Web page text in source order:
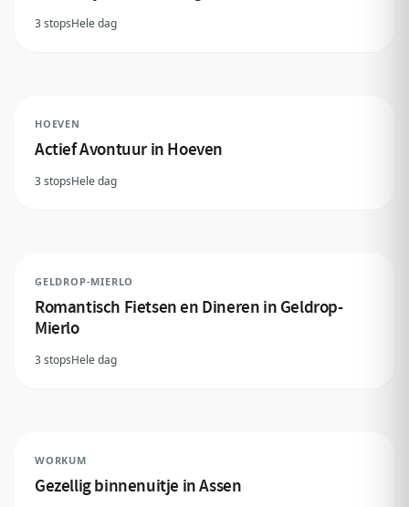
3 stopsHele dag
HOEVEN
Actief Avontuur in Hoeven
3 stopsHele dag
GELDROP-MIERLO
Romantisch Fietsen en Dineren in Geldrop-
Mierlo
3 stopsHele dag
WORKUM
Gezellig binnenuitje in Assen